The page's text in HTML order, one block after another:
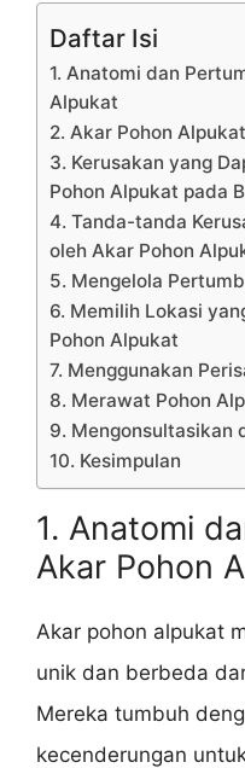
Daftar Isi
1. Anatomi dan
Alpukat
2. Akar Pohon
3. Kerusakan yang
Pohon Alpukat pada
4. Tanda-tanda
oleh Akar Pohon
5. Mengelola
6. Memilih Lokasi
Pohon Alpukat
7. Menggunakan
8. Merawat Pohon
9. Mengonsultasikan
10. Kesimpulan
1. Anatomi
Akar Pohon
Akar pohon alpukat
unik dan berbeda
Mereka tumbuh
kecenderungan